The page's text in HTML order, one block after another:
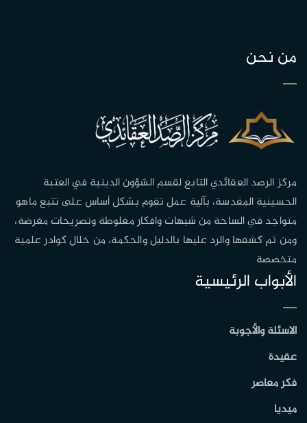
من نحن
مركز الرصد العقائدي التابع لقسم الشؤون الدينية في العتبة
الحسينية المقدسة، بآلية عمل تقوم بشكل أساس على تتبع ماهو
متواجد في الساحة من شبهات وافكار مغلوطة وتصريحات مغرضة،
ومن ثم كشفها والرد عليها بالدليل والحكمة، من خلال كوادر علمية
متخصصة
الأبواب الرئيسية
الاسئلة والأجوبة
عقيدة
فكر معاصر
ميديا